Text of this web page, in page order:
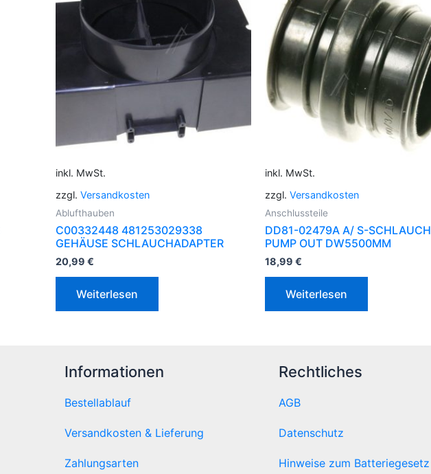
inkl. MwSt.
zzgl. Versandkosten
Ablufthauben
C00332448 481253029338
GEHÄUSE SCHLAUCHADAPTER
20,99 €
Weiterlesen
inkl. MwSt.
zzgl. Versandkosten
Anschlussteile
DD81-02479A A/ S-SCHLAUCH
PUMP OUT DW5500MM
18,99 €
Weiterlesen
Informationen
Bestellablauf
Versandkosten & Lieferung
Zahlungsarten
Rechtliches
AGB
Datenschutz
Hinweise zum Batteriegesetz